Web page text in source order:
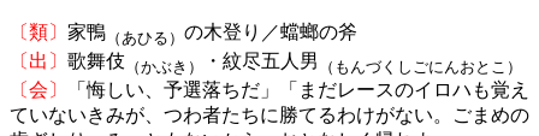
〔類〕 家鴨 （あひる） の木登り／蟷螂の斧
〔出〕 歌舞伎 （かぶき） ・紋尽五人男 （もんづくしごにんおとこ）
〔会〕
「悔しい、予選落ちだ」「まだレースのイロハも覚え
ていないきみが、つわ者たちに勝てるわけがない。ごまめの